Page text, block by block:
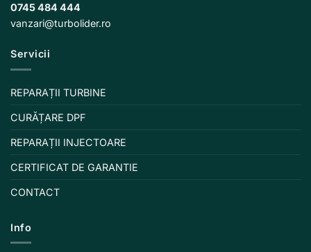
0745 484 444
vanzari@turbolider.ro
Servicii
REPARAȚII TURBINE
CURĂȚARE DPF
REPARAȚII INJECTOARE
CERTIFICAT DE GARANTIE
CONTACT
Info